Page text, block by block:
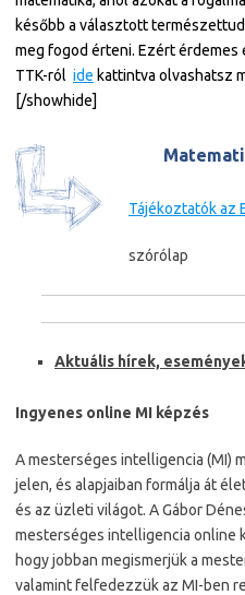
később a választott
meg fogod érteni. Ezért érdemes
TTK-ról ide kattintva olvashatsz
[/showhide]
Tájékoztatók az
szórólap
Aktuális hírek,
Ingyenes online MI képzés
A mesterséges intelligencia (MI)
jelen, és alapjaiban formálja át
és az üzleti világot. A Gábor
mesterséges intelligencia online
hogy jobban megismerjük a
valamint felfedezzük az MI-ben